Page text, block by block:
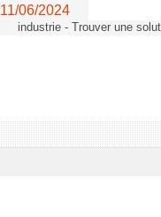
11/06/2024
industrie - Trouver une